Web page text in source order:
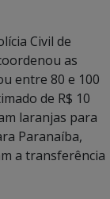
Civil de
as
entre 80 e 100
de R$ 10
laranjas para
Paranaíba,
a transferência